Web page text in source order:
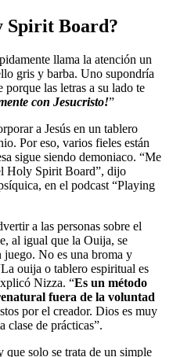
Spirit Board?
llama la atención un
gris y barba. Uno supondría
porque las letras a su lado te
con Jesucristo!”
a Jesús en un tablero
Por eso, varios fieles están
sigue siendo demoniaco. “Me
Holy Spirit Board”, dijo
en el podcast “Playing
a las personas sobre el
al igual que la Ouija, se
No es una broma y
ouija o tablero espiritual es
Nizza. “Es un método
fuera de la voluntad
por el creador. Dios es muy
clase de prácticas”.
que solo se trata de un simple